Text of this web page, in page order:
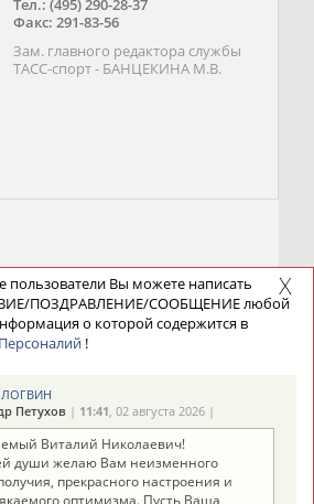
Тел.: (495) 290-28-37
Факс: 291-83-56
Зам. главного редактора службы
ТАСС-спорт - БАНЦЕКИНА М.В.
пользователи Вы можете написать
ПОЗДРАВЛЕНИЕ/СООБЩЕНИЕ любой
о которой содержится в
!
ЛОГВИН
Петухов | 11:41, 02 августа 2026 |
Виталий Николаевич!
души желаю Вам неизменного
прекрасного настроения и
оптимизма. Пусть Ваша